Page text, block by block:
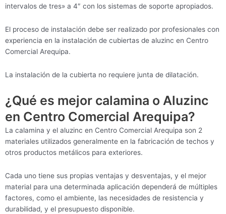
intervalos de tres» a 4″ con los sistemas de soporte apropiados.
El proceso de instalación debe ser realizado por profesionales con
experiencia en la instalación de cubiertas de aluzinc en Centro
Comercial Arequipa.
La instalación de la cubierta no requiere junta de dilatación.
¿Qué es mejor calamina o Aluzinc
en Centro Comercial Arequipa?
La calamina y el aluzinc en Centro Comercial Arequipa son 2
materiales utilizados generalmente en la fabricación de techos y
otros productos metálicos para exteriores.
Cada uno tiene sus propias ventajas y desventajas, y el mejor
material para una determinada aplicación dependerá de múltiples
factores, como el ambiente, las necesidades de resistencia y
durabilidad, y el presupuesto disponible.